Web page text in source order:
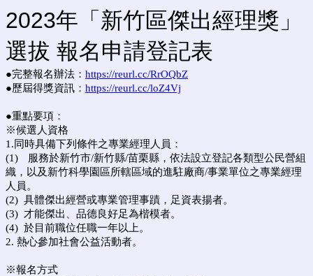
2023年「新竹區傑出經理獎」
選拔 報名申請登記表
●完整報名辦法： https://reurl.cc/RrOQbZ
●歷屆得獎資訊： https://reurl.cc/loZ4Vj
●重點要項：
※候選人資格
1.同時具備下列條件之專業經理人員：
(1)
服務於新竹市/新竹縣/苗栗縣，依法設立登記各類型公民營組
織，以及新竹科學園區所轄區域的進駐廠商/事業單位之專業經理
人員。
(2) 具體傑出經營或專業管理事蹟，足資表揚者。
(3) 才能傑出、品德良好足為楷模者。
(4) 於目前職位任職一年以上。
2. 熱心參加社會公益活動者。
※報名方式